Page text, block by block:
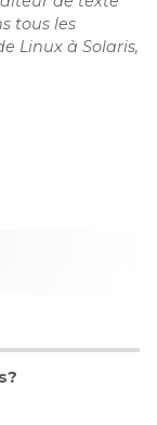
tous les
Linux à Solaris,